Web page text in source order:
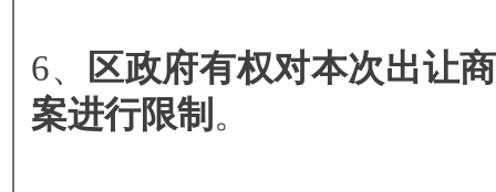
6、
区政府有权对本次出让
案进行限制 。